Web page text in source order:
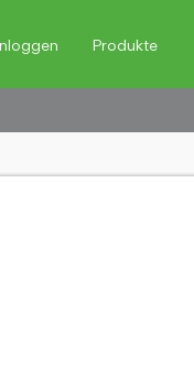
Produkte